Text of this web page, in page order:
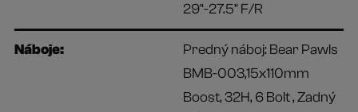
29"-27.5" F/R
Náboje:
Predný náboj: Bear Pawls
BMB-003,15x110mm
Boost, 32H, 6 Bolt , Zadný